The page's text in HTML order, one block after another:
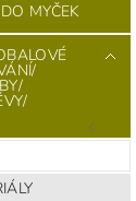
MYČEK